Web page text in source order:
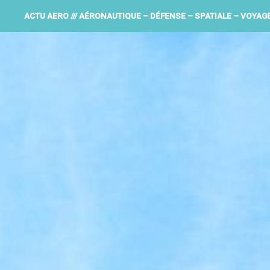
ACTU AERO /// AÉRONAUTIQUE – DÉFENSE – SPATIALE –